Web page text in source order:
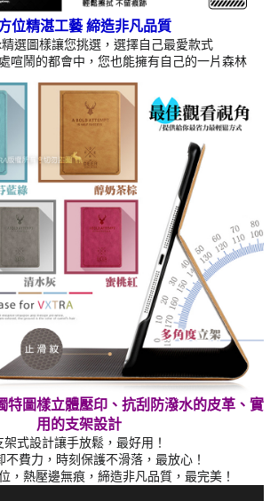
位精湛工藝 締造非凡品質
選圖樣讓您挑選，選擇自己最愛款式
喧鬧的都會中，您也能擁有自己的一片森林
特圖樣立體壓印、抗刮防潑水的皮革 、實
用的支架設計
架式設計讓手放鬆，最好用！
不費力，時刻保護不滑落，最放心！
，熱壓邊無痕，締造非凡品質，最完美！